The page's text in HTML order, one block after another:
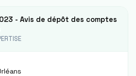
- Avis de dépôt des comptes